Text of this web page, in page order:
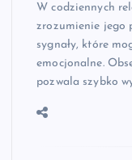
W codziennych
zrozumienie jego
sygnały, które
emocjonalne.
pozwala szybko